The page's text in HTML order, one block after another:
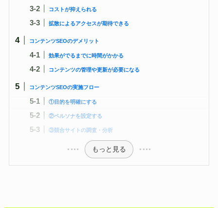
コストが抑えられる
拡散によるアクセスが期待できる
コンテンツSEOのデメリット
効果がでるまでに時間がかかる
コンテンツの管理や更新が必要になる
コンテンツSEOの実施フロー
①目的を明確にする
②ペルソナを設定する
③競合サイトの調査・分析
もっと見る